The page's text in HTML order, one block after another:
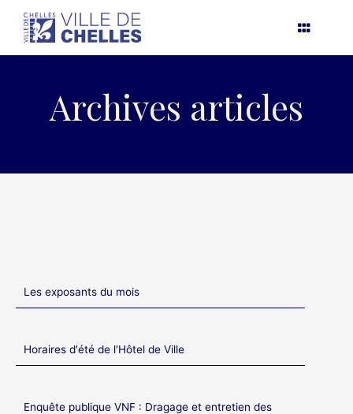
contenu
Archives articles
Les exposants du mois
Horaires d'été de l'Hôtel de Ville
Enquête publique VNF : Dragage et entretien des